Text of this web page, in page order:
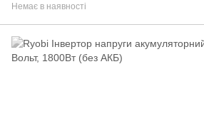
Немає в наявності